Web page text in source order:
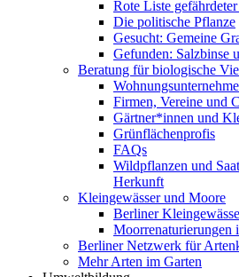
Rote Liste
Die politische Pflanze
Gesucht: Gemeine
Gefunden: Salzbinse
Beratung für biologische
Firmen, Vereine und
Gärtner*innen und
Grünflächenprofis
FAQs
Wildpflanzen und
Herkunft
Kleingewässer und Moore
Berliner
Moorrenaturierungen
Berliner Netzwerk für
Mehr Arten im Garten